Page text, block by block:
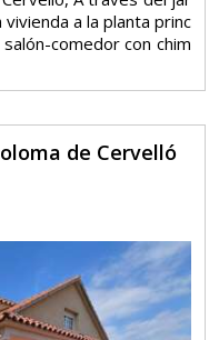
a la planta princ
comedor con chim
de Cervelló